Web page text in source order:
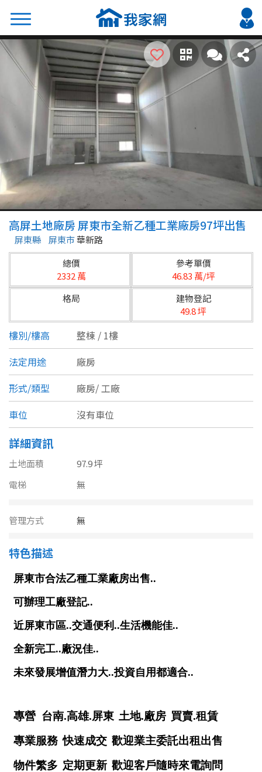
搜尋
熱門關鍵字
2026 台北降價好屋限量釋出
2026 新北降價好屋限量釋出
2026 台中降價好屋限量釋出
2026 台南降價好屋限量釋出
2026 高雄降價好屋限量釋出
縣市
不限
台北市
基隆市
宜蘭縣
桃園市
新竹市
新竹縣
南投縣
嘉義市
嘉義縣
台南市
屏東縣
台東縣
花蓮縣
區域
類型(可複選)
不拘 公寓
透天厝
農舍
坪數
20~30 坪
40~50 坪
60~70 坪 70~80 坪
樓層
不拘
地下室
高屏土地廠房 屏東市全新乙種工業廠房97坪出售
屏東縣 屏東市華新路
總價
2332 萬
參考單價
46.83 萬/坪
格局
建物登記
49.8 坪
樓別/樓高
整棟 / 1樓
法定用途
廠房
形式/類型
廠房/工廠
車位
沒有車位
詳細資訊
土地面積
97.9 坪
電梯
無
管理方式 無
特色描述